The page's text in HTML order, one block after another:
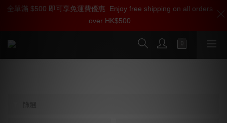
加入雅詠尊尚會員，即享【$1000迎新購物金】【點數回贈 1點數
=1HKD】 獨家會員價
全單滿 $500 即可享免運費優惠
Enjoy free shipping on all orders
over HK$500